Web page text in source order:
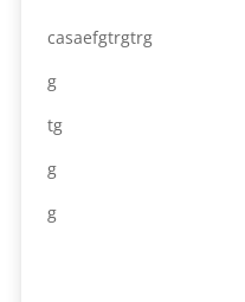
casaefgtrgtrg
g
tg
g
g